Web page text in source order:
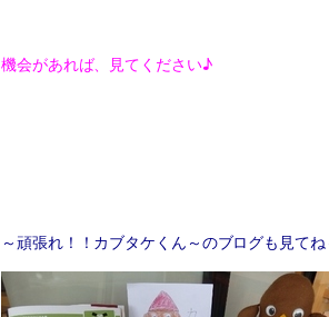
機会があれば、見てください♪
～頑張れ！！カブタケくん～のブログも見て